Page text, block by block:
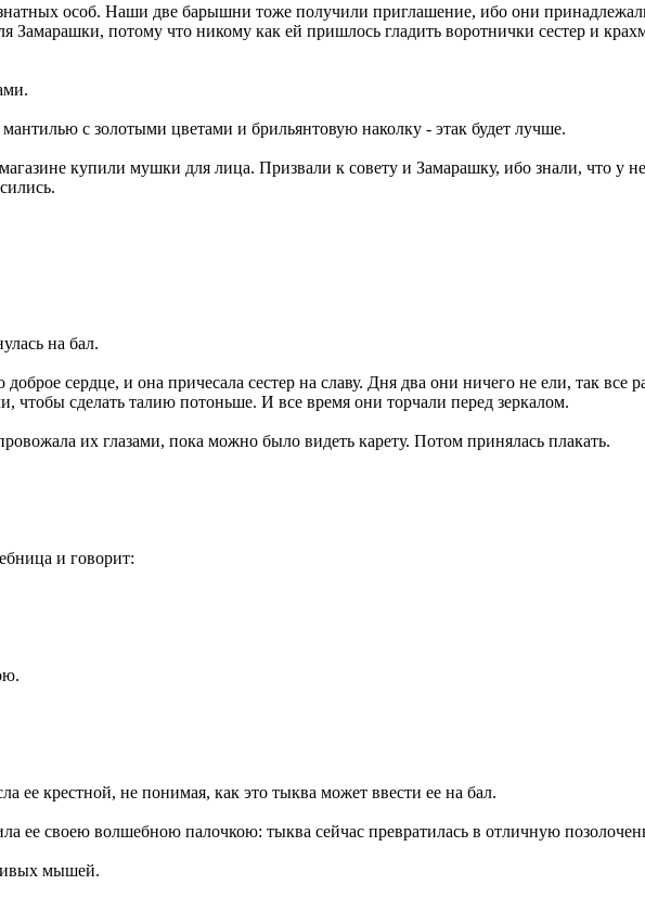
особ. Наши две барышни тоже получили приглашение, ибо они
Замарашки, потому что никому как ей пришлось гладить воротнички сестер и
с золотыми цветами и брильянтовую наколку - этак будет лучше.
купили мушки для лица. Призвали к совету и Замарашку, ибо знали, что у
на бал.
сердце, и она причесала сестер на славу. Дня два они ничего не ели, так все
сделать талию потоньше. И все время они торчали перед зеркалом.
их глазами, пока можно было видеть карету. Потом принялась плакать.
и говорит:
ее крестной, не понимая, как это тыква может ввести ее на бал.
ее своею волшебною палочкою: тыква сейчас превратилась в отличную
мышей.